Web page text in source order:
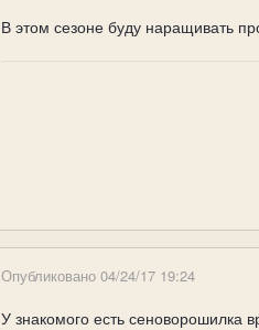
В этом сезоне буду наращивать
Опубликовано 04/24/17 19:24
У знакомого есть сеноворошилка